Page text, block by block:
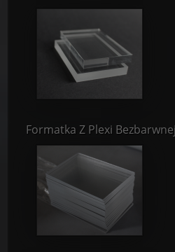
Formatka Z Plexi